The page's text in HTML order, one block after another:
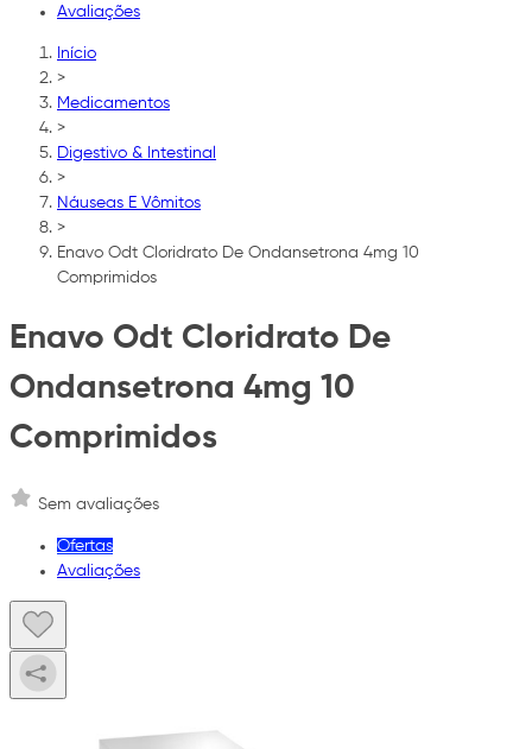
Avaliações
Início
>
Medicamentos
>
Digestivo & Intestinal
>
Náuseas E Vômitos
>
Enavo Odt Cloridrato De Ondansetrona 4mg 10
Comprimidos
Enavo Odt Cloridrato De
Ondansetrona 4mg 10
Comprimidos
Sem avaliações
Ofertas
Avaliações